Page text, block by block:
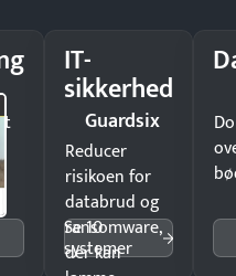
IT-
sikkerhed
Guardsix
Reducer
risikoen for
databrud og
ransomware,
der kan
Se 10
systemer